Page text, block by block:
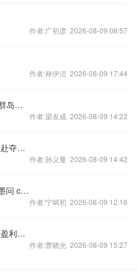
作者:广初彦 2026-08-09 08:57
作者:禄伊洁 2026-08-09 17:44
中方学者反驳菲方试图割裂巴丹群岛中华文明血脉：巴丹群岛文化血脉植根于台湾，而非菲律宾
作者:梁友成 2026-08-09 14:22
刘国中在安徽调研时强调 全力以赴夺取夏粮丰收 全面打牢秋粮生产基础
作者:孙义曼 2026-08-09 14:42
墨问 Web 社区版本上线，本月 墨问 cli 之后的第二个发布
作者:宁斌初 2026-08-09 12:16
瑞丽医美预期中期扭亏为盈 归母盈利约400万元
作者:曹晓光 2026-08-09 15:27